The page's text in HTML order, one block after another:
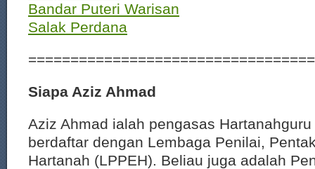
Bandar Puteri Warisan
Salak Perdana
Siapa Aziz Ahmad
Aziz Ahmad ialah pengasas
berdaftar dengan Lembaga Penilai,
Hartanah (LPPEH). Beliau juga adalah